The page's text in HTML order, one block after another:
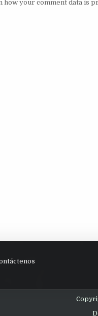
how your comment data is